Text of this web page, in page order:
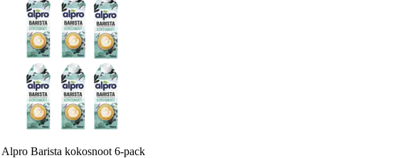
Alpro Barista kokosnoot 6-pack